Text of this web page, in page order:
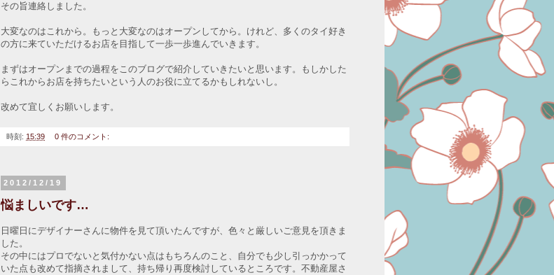
その旨連絡しました。
大変なのはこれから。もっと大変なのはオープンしてから。けれど、多くのタイ好き
の方に来ていただけるお店を目指して一歩一歩進んでいきます。
まずはオープンまでの過程をこのブログで紹介していきたいと思います。もしかした
らこれからお店を持ちたいという人のお役に立てるかもしれないし。
改めて宜しくお願いします。
時刻: 15:39 0 件のコメント:
2012/12/19
悩ましいです…
日曜日にデザイナーさんに物件を見て頂いたんですが、色々と厳しいご意見を頂きま
した。
その中にはプロでないと気付かない点はもちろんのこと、自分でも少し引っかかって
いた点も改めて指摘されまして、持ち帰り再度検討しているところです。不動産屋さ